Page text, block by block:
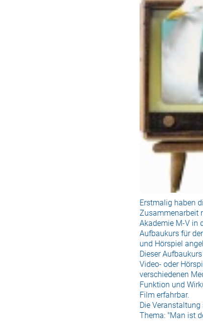
Erstmalig haben
Zusammenarbeit
Akademie M-V in
Aufbaukurs für
und Hörspiel
Dieser
Video- oder
verschiedenen
Funktion und
Film erfahrbar.
Die
Thema: "Man ist